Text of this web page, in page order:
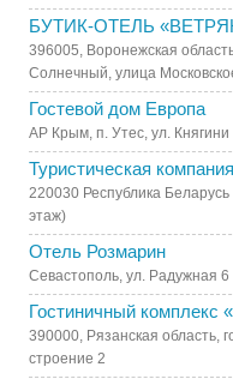
БУТИК-ОТЕЛЬ
396005, Воронежская
Солнечный, улица
Гостевой дом Европа
АР Крым, п. Утес, ул. Княгини
Туристическая
220030 Республика
этаж)
Отель Розмарин
Севастополь, ул. Радужная 6
Гостиничный комплекс
390000, Рязанская область,
строение 2